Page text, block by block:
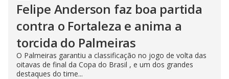
Felipe Anderson faz boa partida
contra o Fortaleza e anima a
torcida do Palmeiras
O Palmeiras garantiu a classificação no jogo de volta das
oitavas de final da Copa do Brasil , e um dos grandes
destaques do time...